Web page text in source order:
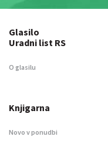
Glasilo
Uradni list RS
O glasilu
Knjigarna
Novo v ponudbi